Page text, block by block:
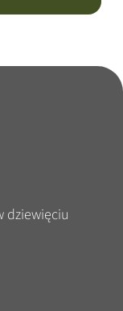
dziewięciu